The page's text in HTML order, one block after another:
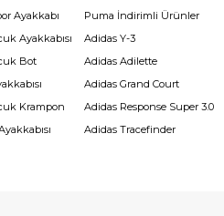
Ayakkabı
Ayakkabısı
Bot
Krampon
Puma İndirimli Ürünler
Adidas Y-3
Adidas Adilette
Adidas Grand Court
Adidas Response Super 3.0
Adidas Tracefinder